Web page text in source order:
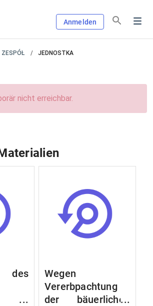
Anmelden
ZESPÓŁ JEDNOSTKA
nicht erreichbar.
Wegen
Vererbpachtung
der bäuerlichen